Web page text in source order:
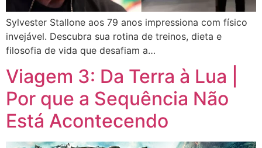
Sylvester Stallone aos 79 anos impressiona com físico
invejável. Descubra sua rotina de treinos, dieta e
filosofia de vida que desafiam a…
Viagem 3: Da Terra à Lua |
Por que a Sequência Não
Está Acontecendo